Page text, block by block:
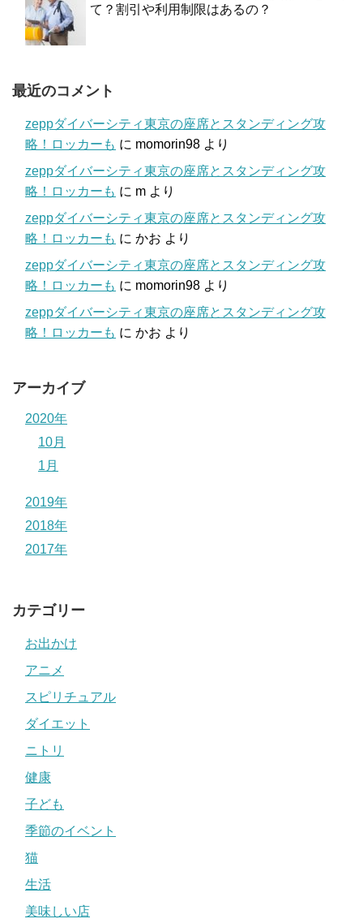
て？割引や利用制限はあるの？
最近のコメント
zeppダイバーシティ東京の座席とスタンディング攻
略！ロッカーも に momorin98 より
zeppダイバーシティ東京の座席とスタンディング攻
略！ロッカーも に m より
zeppダイバーシティ東京の座席とスタンディング攻
略！ロッカーも に かお より
zeppダイバーシティ東京の座席とスタンディング攻
略！ロッカーも に momorin98 より
zeppダイバーシティ東京の座席とスタンディング攻
略！ロッカーも に かお より
アーカイブ
2020年
10月
1月
2019年
2018年
2017年
カテゴリー
お出かけ
アニメ
スピリチュアル
ダイエット
ニトリ
健康
子ども
季節のイベント
猫
生活
美味しい店